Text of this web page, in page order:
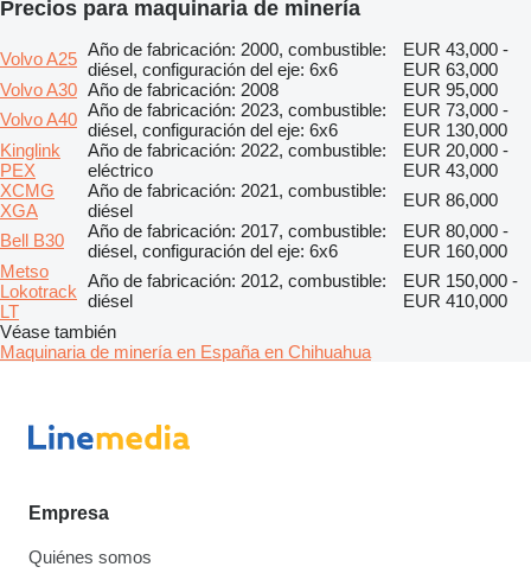
Precios para maquinaria de minería
Volvo A25 Año de fabricación: 2000, combustible:
diésel, configuración del eje: 6x6
EUR 43,000 -
EUR 63,000
Volvo A30 Año de fabricación: 2008
EUR 95,000
Volvo A40 Año de fabricación: 2023, combustible:
diésel, configuración del eje: 6x6
EUR 73,000 -
EUR 130,000
Kinglink
PEX
Año de fabricación: 2022, combustible:
eléctrico
EUR 20,000 -
EUR 43,000
XCMG
XGA
Año de fabricación: 2021, combustible:
diésel
EUR 86,000
Bell B30
Año de fabricación: 2017, combustible:
diésel, configuración del eje: 6x6
EUR 80,000 -
EUR 160,000
Metso
Lokotrack
LT
Año de fabricación: 2012, combustible:
diésel
EUR 150,000 -
EUR 410,000
Véase también
Maquinaria de minería en España en Chihuahua
Empresa
Quiénes somos